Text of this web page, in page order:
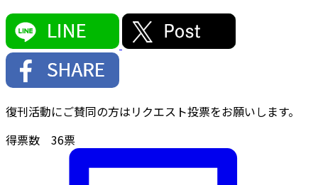
復刊活動にご賛同の方はリクエスト投票をお願いします。
得票数 36票